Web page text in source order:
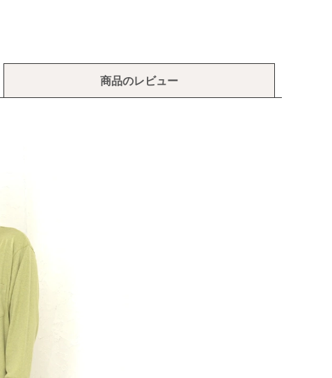
商品のレビュー